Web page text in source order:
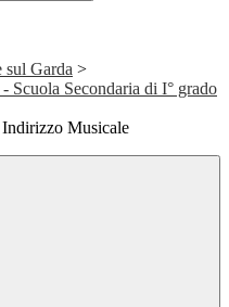
sul Garda >
Scuola Secondaria di I° grado
Musicale